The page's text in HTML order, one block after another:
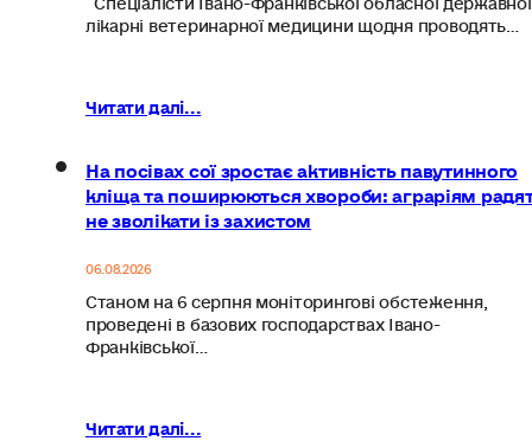
лікарні ветеринарної медицини щодня проводять…
Читати далі...
На посівах сої зростає активність павутинного
кліща та поширюються хвороби: аграріям
не зволікати із захистом
06.08.2026
Станом на 6 серпня моніторингові обстеження,
проведені в базових господарствах Івано-
Франківської…
Читати далі...